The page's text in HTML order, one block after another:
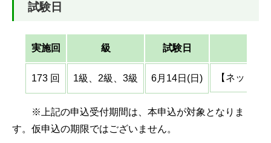
試験日
実施回 級 試験日
173 回 1級、2級、3級 6月14日(日) 【ネット】
※上記の申込受付期間は、本申込が対象となりま
す。仮申込の期限ではございません。